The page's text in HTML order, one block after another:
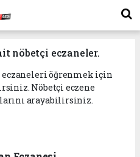
nöbetçi eczaneler.
öğrenmek için
Nöbetçi eczene
arayabilirsiniz.